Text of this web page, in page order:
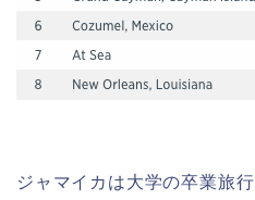
ジャマイカは大学の卒業旅